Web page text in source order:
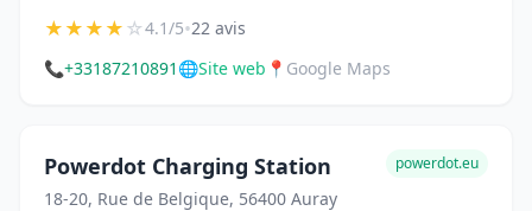
★★★★☆4.1/5•22 avis
📞+33187210891 🌐Site web 📍 Google Maps
Powerdot Charging Station
18-20, Rue de Belgique, 56400 Auray
powerdot.eu